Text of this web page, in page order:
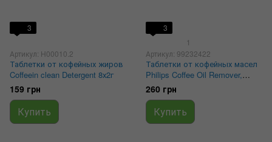
3
Артикул: H00010.2
Таблетки от кофейных жиров
Coffeein clean Detergent 8х2г
159 грн
Купить
3
1
Артикул: 99232422
Таблетки от кофейных масел
Philips Coffee Oil Remover,
CA6704/10
260 грн
Купить